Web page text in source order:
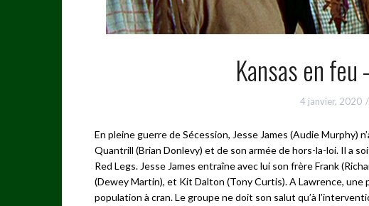
Kansas en
4 janvier, 2020
En pleine guerre de Sécession, Jesse James (Audie Murphy)
Quantrill (Brian Donlevy) et de son armée de hors-la-loi. Il a
Red Legs. Jesse James entraîne avec lui son frère Frank
(Dewey Martin), et Kit Dalton (Tony Curtis). A Lawrence,
population à cran. Le groupe ne doit son salut qu’à